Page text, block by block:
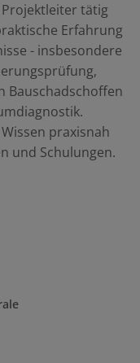
tätig
Erfahrung
- insbesondere
Bauschadschoffen
praxisnah
und Schulungen.